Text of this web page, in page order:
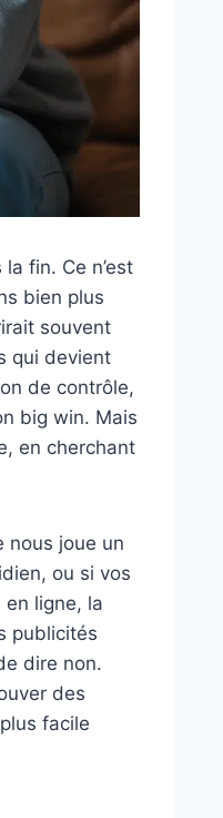
fin. Ce n’est
bien plus
souvent
qui devient
de contrôle,
big win. Mais
en cherchant
nous joue un
ou si vos
ligne, la
publicités
dire non.
des
facile